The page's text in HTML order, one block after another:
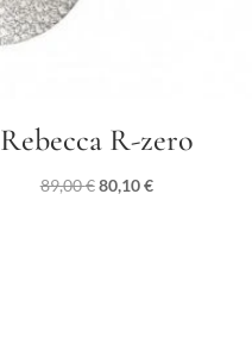
Rebecca R-zero
89,00€Il
80,10€Il